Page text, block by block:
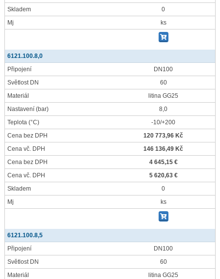
Skladem
0
Mj
ks
6121.100.8,0
Připojení
DN100
Světlost DN
60
Materiál
litina GG25
Nastavení (bar)
8,0
Teplota (°C)
-10/+200
Cena bez DPH
120 773,96 Kč
Cena vč. DPH
146 136,49 Kč
Cena bez DPH
4 645,15 €
Cena vč. DPH
5 620,63 €
Skladem
0
Mj
ks
6121.100.8,5
Připojení
DN100
Světlost DN
60
Materiál
litina GG25